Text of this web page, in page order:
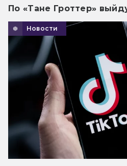
По «Тане Гроттер»
Новости